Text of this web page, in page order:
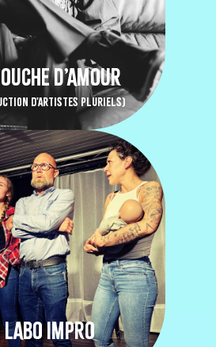
D’AMOUR
D'ARTISTES PLURIELS)
IMPRO